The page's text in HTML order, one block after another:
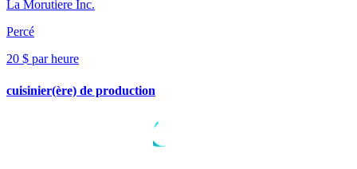
La Morutiere Inc.
Percé
20 $ par heure
cuisinier(ère) de production